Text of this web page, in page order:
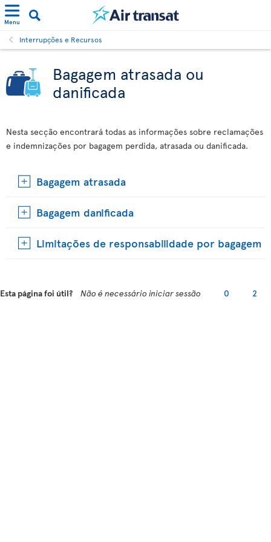
Menu
Interrupções e Recursos
Bagagem atrasada ou
danificada
Nesta secção encontrará todas as informações sobre reclamações
e indemnizações por bagagem perdida, atrasada ou danificada.
Bagagem atrasada
Bagagem danificada
Limitações de responsabilidade por bagagem
Esta página foi útil? Não é necessário iniciar sessão 0 2